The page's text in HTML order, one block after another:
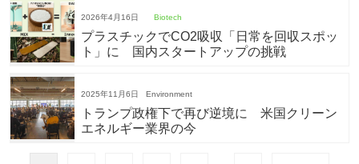
2026年4月16日 Biotech
プラスチックでCO2吸収「日常を回収スポッ
ト」に 国内スタートアップの挑戦
2025年11月6日 Environment
トランプ政権下で再び逆境に 米国クリーン
エネルギー業界の今